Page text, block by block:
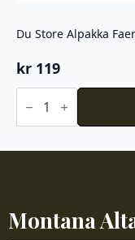
Du Store Alpakka
kr 119
Du
Store
Faerytale
Montana